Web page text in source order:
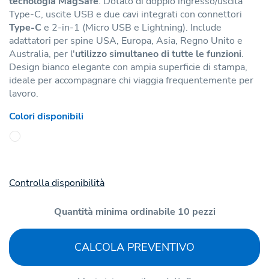
Type-C, uscite USB e due cavi integrati con connettori
Type-C e 2-in-1 (Micro USB e Lightning). Include
adattatori per spine USA, Europa, Asia, Regno Unito e
Australia, per l'utilizzo simultaneo di tutte le funzioni.
Design bianco elegante con ampia superficie di stampa,
ideale per accompagnare chi viaggia frequentemente per
lavoro.
Colori disponibili
Controlla disponibilità
Quantità minima ordinabile 10 pezzi
CALCOLA PREVENTIVO